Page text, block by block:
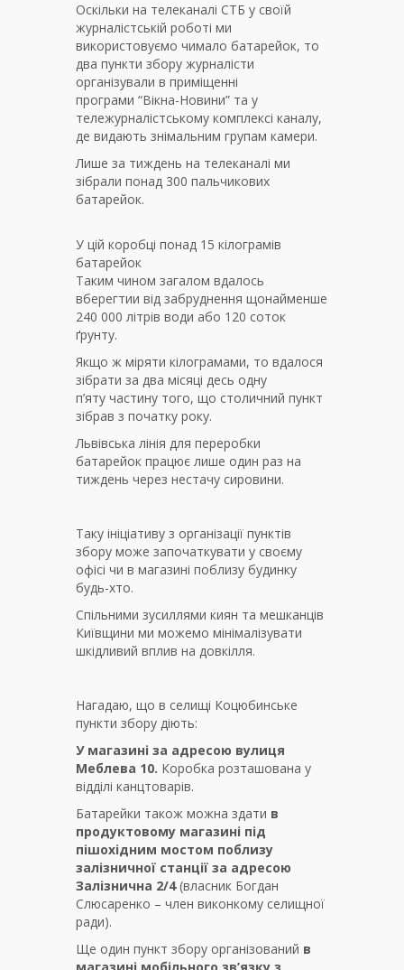
Оскільки на телеканалі СТБ у своїй
журналістській роботі ми
використовуємо чимало батарейок, то
два пункти збору журналісти
організували в приміщенні
програми “Вікна-Новини” та у
тележурналістському комплексі каналу,
де видають знімальним групам камери.
Лише за тиждень на телеканалі ми
зібрали понад 300 пальчикових
батарейок.
У цій коробці понад 15 кілограмів
батарейок
Таким чином загалом вдалось
вберегтии від забруднення щонайменше
240 000 літрів води або 120 соток
ґрунту.
Якщо ж міряти кілограмами, то вдалося
зібрати за два місяці десь одну
п’яту частину того, що столичний пункт
зібрав з початку року.
Львівська лінія для переробки
батарейок працює лише один раз на
тиждень через нестачу сировини.
Таку ініціативу з організації пунктів
збору може започаткувати у своєму
офісі чи в магазині поблизу будинку
будь-хто.
Спільними зусиллями киян та мешканців
Київщини ми можемо мінімалізувати
шкідливий вплив на довкілля.
Нагадаю, що в селищі Коцюбинське
пункти збору діють:
У магазині за адресою вулиця
Меблева 10. Коробка розташована у
відділі канцтоварів.
Батарейки також можна здати в
продуктовому магазині під
пішохідним мостом поблизу
залізничної станції за адресою
Залізнична 2/4(власник Богдан
Слюсаренко – член виконкому селищної
ради).
Ще один пункт збору організований в